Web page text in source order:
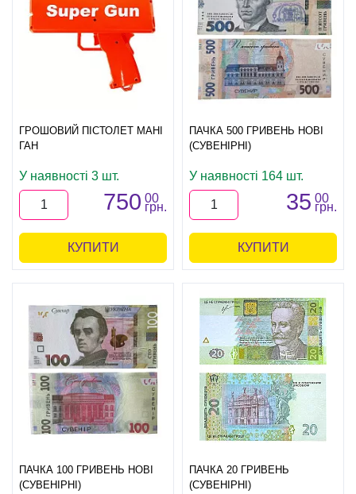
ГРОШОВИЙ ПІСТОЛЕТ МАНІ
ГАН
У наявності 3 шт.
750 00
грн.
КУПИТИ
ПАЧКА 500 ГРИВЕНЬ НОВІ
(СУВЕНІРНІ)
У наявності 164 шт.
35 00
грн.
КУПИТИ
ПАЧКА 100 ГРИВЕНЬ НОВІ
(СУВЕНІРНІ)
ПАЧКА 20 ГРИВЕНЬ
(СУВЕНІРНІ)